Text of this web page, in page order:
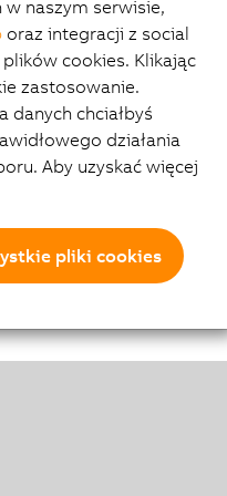
Załaduj
naszym serwisie,
oraz integracji z social
cookies. Klikając
zastosowanie.
danych chciałbyś
działania
Aby uzyskać więcej
pliki cookies